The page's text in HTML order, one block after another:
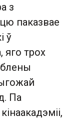
з
паказвае
ў
яго трох
Па